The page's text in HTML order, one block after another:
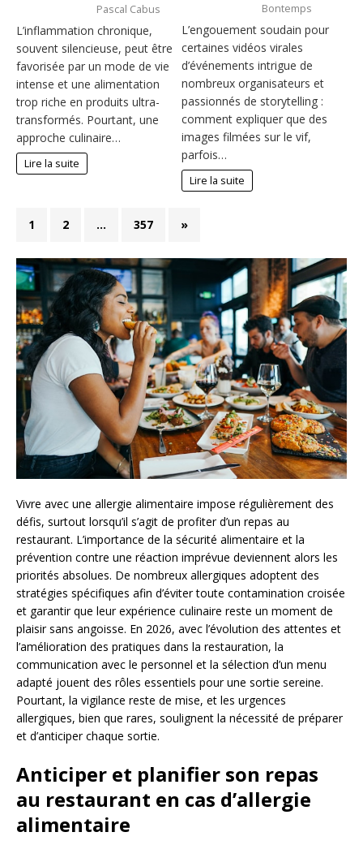
Pascal Cabus
L’inflammation chronique,
souvent silencieuse, peut être
favorisée par un mode de vie
intense et une alimentation
trop riche en produits ultra-
transformés. Pourtant, une
approche culinaire…
Lire la suite
Bontemps
L’engouement soudain pour
certaines vidéos virales
d’événements intrigue de
nombreux organisateurs et
passionnés de storytelling :
comment expliquer que des
images filmées sur le vif,
parfois…
Lire la suite
1 2 … 357 »
Vivre avec une allergie alimentaire impose régulièrement des
défis, surtout lorsqu’il s’agit de profiter d’un repas au
restaurant. L’importance de la sécurité alimentaire et la
prévention contre une réaction imprévue deviennent alors les
priorités absolues. De nombreux allergiques adoptent des
stratégies spécifiques afin d’éviter toute contamination croisée
et garantir que leur expérience culinaire reste un moment de
plaisir sans angoisse. En 2026, avec l’évolution des attentes et
l’amélioration des pratiques dans la restauration, la
communication avec le personnel et la sélection d’un menu
adapté jouent des rôles essentiels pour une sortie sereine.
Pourtant, la vigilance reste de mise, et les urgences
allergiques, bien que rares, soulignent la nécessité de préparer
et d’anticiper chaque sortie.
Anticiper et planifier son repas
au restaurant en cas d’allergie
alimentaire